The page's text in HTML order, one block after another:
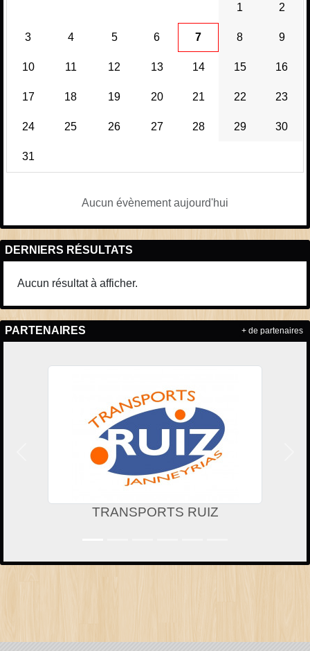
1 2
3 4 5 6 7 8 9
10 11 12 13 14 15 16
17 18 19 20 21 22 23
24 25 26 27 28 29 30
31
Aucun évènement aujourd'hui
DERNIERS RÉSULTATS
Aucun résultat à afficher.
PARTENAIRES
TRANSPORTS RUIZ
+ de partenaires